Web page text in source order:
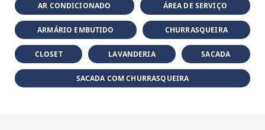
AR CONDICIONADO ÁREA DE SERVIÇO
ARMÁRIO EMBUTIDO CHURRASQUEIRA
CLOSET LAVANDERIA SACADA
SACADA COM CHURRASQUEIRA